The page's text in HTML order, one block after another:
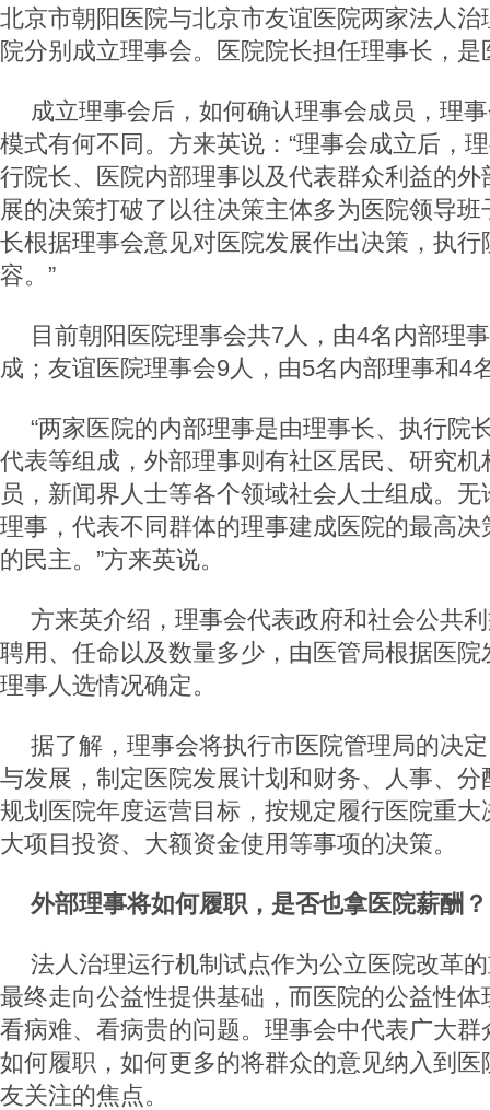
北京市朝阳医院与北京市友谊医院两家法人
院分别成立理事会。医院院长担任理事长，
成立理事会后，如何确认理事会成员，理
模式有何不同。方来英说：“理事会成立后，
行院长、医院内部理事以及代表群众利益的
展的决策打破了以往决策主体多为医院领导
长根据理事会意见对医院发展作出决策，执
容。”
目前朝阳医院理事会共7人，由4名内部理
成；友谊医院理事会9人，由5名内部理事和4
“两家医院的内部理事是由理事长、执行院
代表等组成，外部理事则有社区居民、研究
员，新闻界人士等各个领域社会人士组成。
理事，代表不同群体的理事建成医院的最高
的民主。”方来英说。
方来英介绍，理事会代表政府和社会公共
聘用、任命以及数量多少，由医管局根据医
理事人选情况确定。
据了解，理事会将执行市医院管理局的决
与发展，制定医院发展计划和财务、人事、
规划医院年度运营目标，按规定履行医院重
大项目投资、大额资金使用等事项的决策。
外部理事将如何履职，是否也拿医院薪酬？
法人治理运行机制试点作为公立医院改革
最终走向公益性提供基础，而医院的公益性
看病难、看病贵的问题。理事会中代表广大
如何履职，如何更多的将群众的意见纳入到
友关注的焦点。